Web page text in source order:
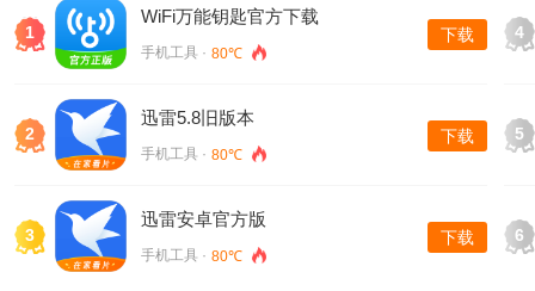
1
WiFi万能钥匙官方下载
手机工具 · 80℃
下载
2
迅雷5.8旧版本
手机工具 · 80℃
下载
3
迅雷安卓官方版
手机工具 · 80℃
下载
4
5
6